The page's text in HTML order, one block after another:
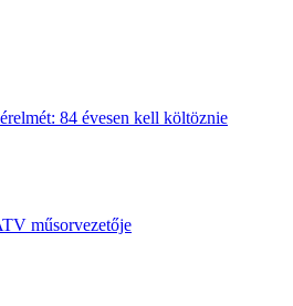
84 évesen kell költöznie
műsorvezetője